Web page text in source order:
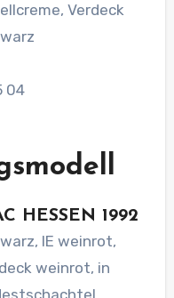
Verdeck
04
HESSEN 1992
weinrot, in